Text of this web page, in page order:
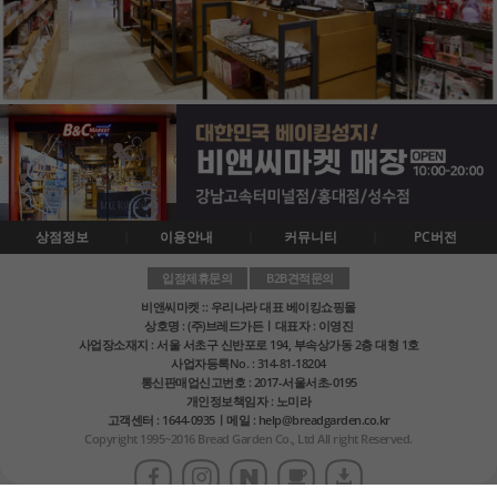
상점정보 이용안내 커뮤니티 PC버전
입점제휴문의
B2B견적문의
비앤씨마켓 :: 우리나라 대표 베이킹쇼핑몰
상호명 : (주)브레드가든ㅣ대표자 : 이영진
사업장소재지 : 서울 서초구 신반포로 194, 부속상가동 2층 대형 1호
사업자등록No. : 314-81-18204
통신판매업신고번호 : 2017-서울서초-0195
개인정보책임자 : 노미라
고객센터 : 1644-0935ㅣ메일 : help@breadgarden.co.kr
Copyright 1995~2016 Bread Garden Co., Ltd All right Reserved.